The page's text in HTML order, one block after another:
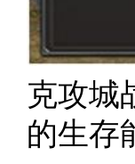
克攻城
的生存